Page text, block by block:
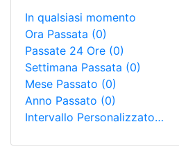
In qualsiasi momento
Ora Passata (0)
Passate 24 Ore (0)
Settimana Passata (0)
Mese Passato (0)
Anno Passato (0)
Intervallo Personalizzato…